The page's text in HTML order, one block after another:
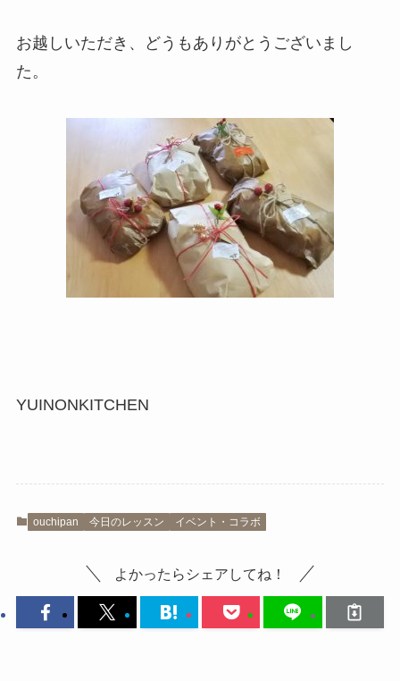
お越しいただき、どうもありがとうございまし
た。
YUINONKITCHEN
ouchipan 今日のレッスン イベント・コラボ
よかったらシェアしてね！